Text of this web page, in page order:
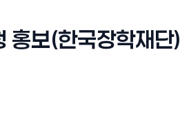
보(한국장학재단)